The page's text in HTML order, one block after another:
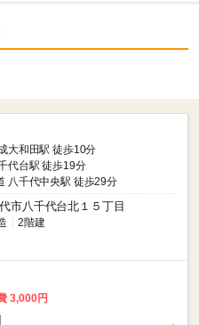
大和田駅 徒歩10分
代台駅 徒歩19分
八千代中央駅 徒歩29分
市八千代台北１５丁目
2階建
3,000円